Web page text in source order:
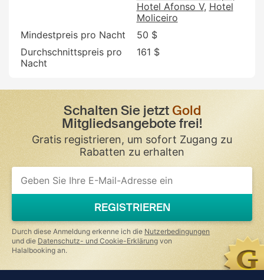
Hotel Afonso V Hotel
Moliceiro
Mindestpreis pro Nacht
50 $
Durchschnittspreis pro
Nacht
161 $
Schalten Sie jetzt Gold
Mitgliedsangebote frei!
Gratis registrieren, um sofort Zugang zu
Rabatten zu erhalten
If
you
ignore
this
field
REGISTRIEREN
Durch diese Anmeldung erkenne ich die Nutzerbedingungen
und die Datenschutz- und Cookie-Erklärung von
Halalbooking an.